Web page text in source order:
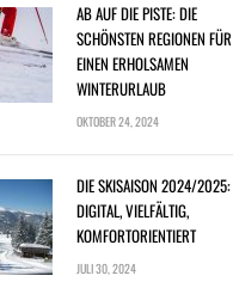
AB AUF DIE PISTE: DIE
SCHÖNSTEN REGIONEN FÜR
EINEN ERHOLSAMEN
WINTERURLAUB
OKTOBER 24, 2024
DIE SKISAISON 2024/2025:
DIGITAL, VIELFÄLTIG,
KOMFORTORIENTIERT
JULI 30, 2024